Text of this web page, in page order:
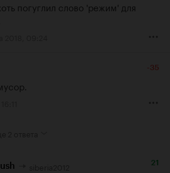
погуглил слово 'режим' для
-35
21